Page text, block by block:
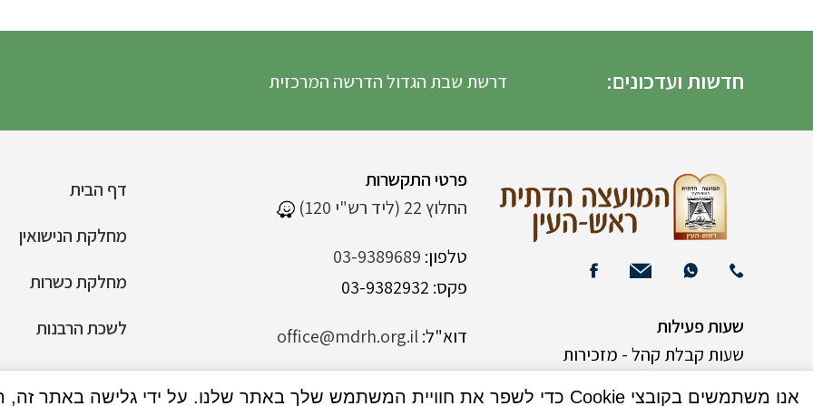
חדשות ועדכונים: דרשת שבת הגדול הדרשה המרכזית
דף הבית
מחלקת הנישואין
מחלקת כשרות
לשכת הרבנות
הצהרת נגישות
פרטי התקשרות
החלוץ 22 (ליד רש"י 120)
טלפון: 03-9389689
פקס: 03-9382932
דוא"ל:office@mdrh.org.il
שעות פעילות
שעות קבלת קהל - מזכירות
אנו משתמשים בקובצי Cookie כדי לשפר את חוויית המשתמש שלך באתר שלנו. על ידי גלישה באתר זה, הנך מסכים לשימוש שלנו בקובצי Cookie.